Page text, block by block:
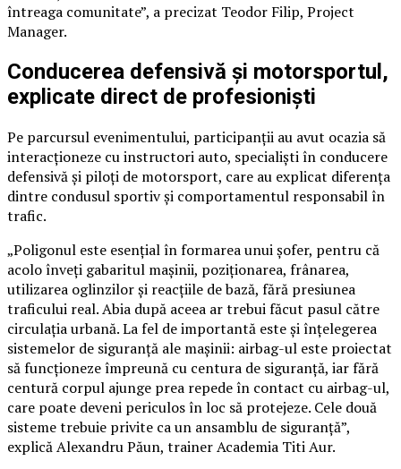
întreaga comunitate”, a precizat Teodor Filip, Project
Manager.
Conducerea defensivă și motorsportul,
explicate direct de profesioniști
Pe parcursul evenimentului, participanții au avut ocazia să
interacționeze cu instructori auto, specialiști în conducere
defensivă și piloți de motorsport, care au explicat diferența
dintre condusul sportiv și comportamentul responsabil în
trafic.
„Poligonul este esențial în formarea unui șofer, pentru că
acolo înveți gabaritul mașinii, poziționarea, frânarea,
utilizarea oglinzilor și reacțiile de bază, fără presiunea
traficului real. Abia după aceea ar trebui făcut pasul către
circulația urbană. La fel de importantă este și înțelegerea
sistemelor de siguranță ale mașinii: airbag-ul este proiectat
să funcționeze împreună cu centura de siguranță, iar fără
centură corpul ajunge prea repede în contact cu airbag-ul,
care poate deveni periculos în loc să protejeze. Cele două
sisteme trebuie privite ca un ansamblu de siguranță”,
explică Alexandru Păun, trainer Academia Titi Aur.